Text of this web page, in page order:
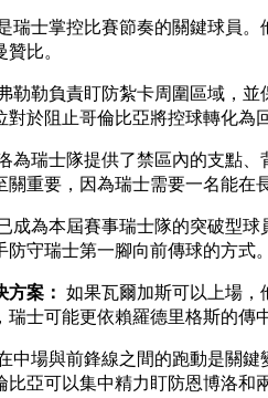
瑞士掌控比賽節奏的關鍵球員
比。
勒勒負責盯防紮卡周圍區域，
對於阻止哥倫比亞將控球轉化為
為瑞士隊提供了禁區內的支點
關重要，因為瑞士需要一名能在
成為本屆賽事瑞士隊的突破型
防守瑞士第一腳向前傳球的方式。
案： 如果瓦爾加斯可以上場，
瑞士可能更依賴羅德里格斯的傳
中場與前鋒線之間的跑動是關
亞可以集中精力盯防恩博洛和